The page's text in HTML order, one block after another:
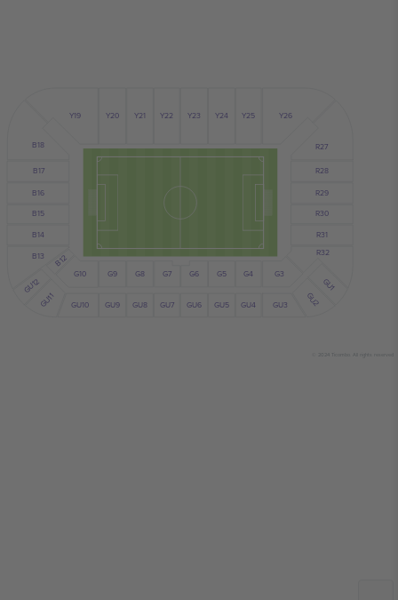
Y19 Y20 Y21 Y22 Y23 Y24 Y25 Y26
R32
R31
R30
R29
R28
R27
B12
B13
B14
B15
B16
B17
B18
G3
G4
G5
G6
G7
G8
G9
G10
GU1
GU2
GU3
GU4
GU5
GU6
GU7
GU8
GU9
GU10
GU11
GU12
© 2024 Ticombo. All rights reserved